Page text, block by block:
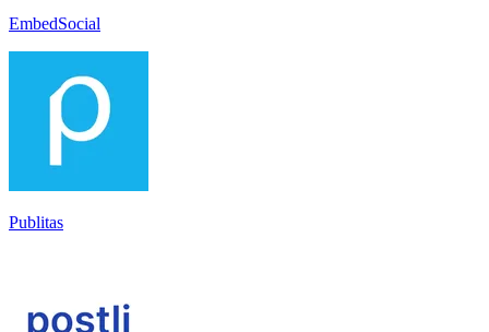
EmbedSocial
Publitas